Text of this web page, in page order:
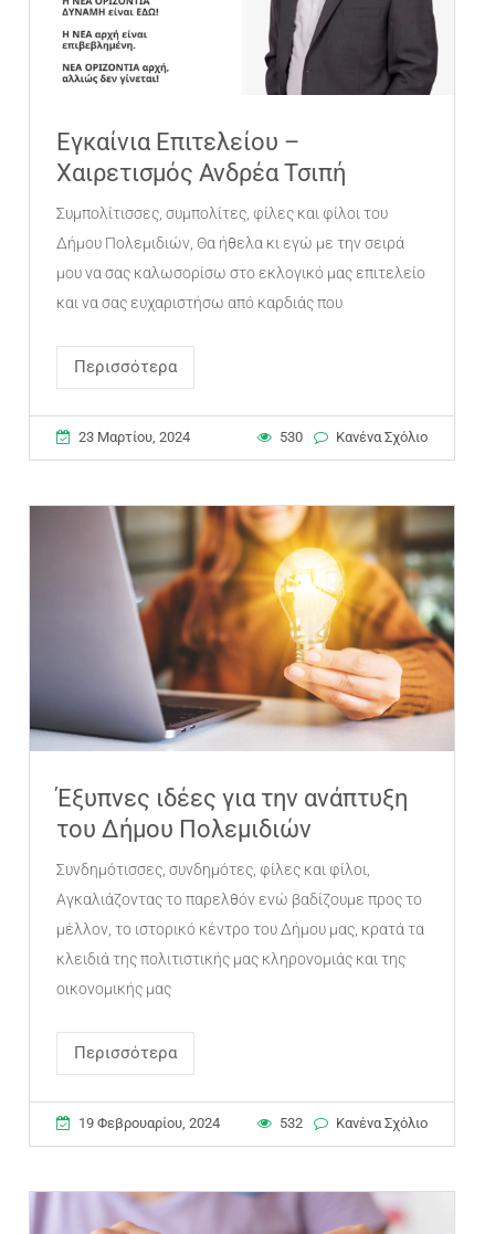
Εγκαίνια Επιτελείου –
Χαιρετισμός Ανδρέα Τσιπή
Συμπολίτισσες, συμπολίτες, φίλες και φίλοι του
Δήμου Πολεμιδιών, Θα ήθελα κι εγώ με την σειρά
μου να σας καλωσορίσω στο εκλογικό μας επιτελείο
και να σας ευχαριστήσω από καρδιάς που
Περισσότερα
23 Μαρτίου, 2024 530 Κανένα Σχόλιο
Έξυπνες ιδέες για την ανάπτυξη
του Δήμου Πολεμιδιών
Συνδημότισσες, συνδημότες, φίλες και φίλοι,
Αγκαλιάζοντας το παρελθόν ενώ βαδίζουμε προς το
μέλλον, το ιστορικό κέντρο του Δήμου μας, κρατά τα
κλειδιά της πολιτιστικής μας κληρονομιάς και της
οικονομικής μας
Περισσότερα
19 Φεβρουαρίου, 2024 532 Κανένα Σχόλιο